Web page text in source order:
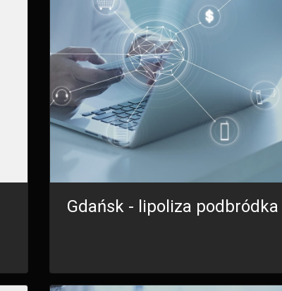
Gdańsk - lipoliza podbródka